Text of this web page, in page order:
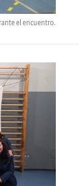
el encuentro.